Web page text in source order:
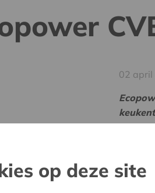
02
Op
gast:
op deze site